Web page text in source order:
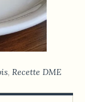
, Recette DME